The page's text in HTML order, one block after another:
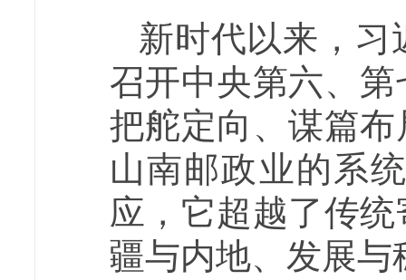
新时代以来，习
召开中央第六、
把舵定向、谋篇
山南邮政业的系
应，它超越了传
疆与内地、发展